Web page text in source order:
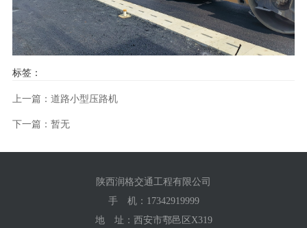
标签：
上一篇：道路小型压路机
下一篇：暂无
陕西润格交通工程有限公司
手 机： 17342919999
地 址：西安市鄠邑区X319